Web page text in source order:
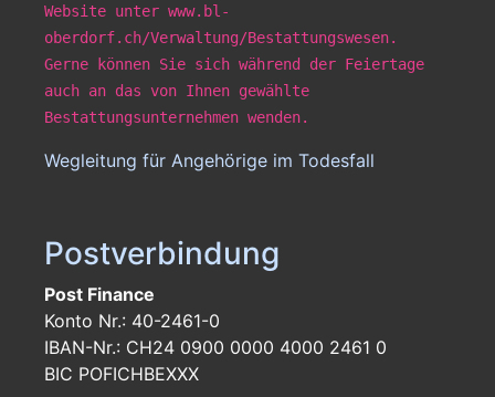
Website unter www.bl-
oberdorf.ch/Verwaltung/Bestattungswesen.
Gerne können Sie sich während der Feiertage
auch an das von Ihnen gewählte
Bestattungsunternehmen wenden.
Wegleitung für Angehörige im Todesfall
Postverbindung
Post Finance
Konto Nr.: 40-2461-0
IBAN-Nr.: CH24 0900 0000 4000 2461 0
BIC POFICHBEXXX